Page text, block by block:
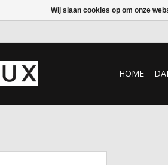
HOME
Wij slaan cookies op om onze